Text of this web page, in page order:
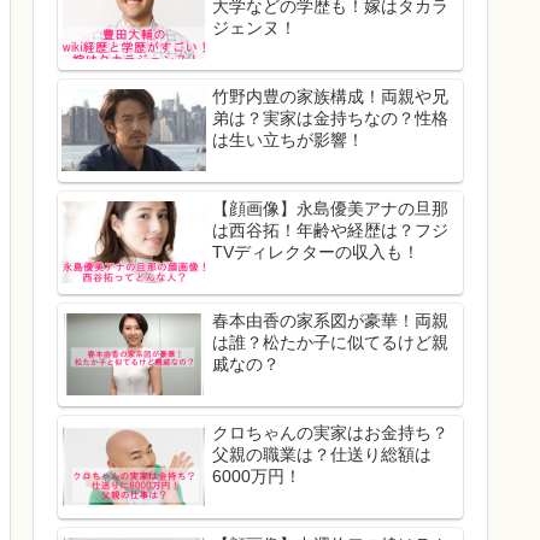
大学などの学歴も！嫁はタカラ
ジェンヌ！
竹野内豊の家族構成！両親や兄
弟は？実家は金持ちなの？性格
は生い立ちが影響！
【顔画像】永島優美アナの旦那
は西谷拓！年齢や経歴は？フジ
TVディレクターの収入も！
春本由香の家系図が豪華！両親
は誰？松たか子に似てるけど親
戚なの？
クロちゃんの実家はお金持ち？
父親の職業は？仕送り総額は
6000万円！